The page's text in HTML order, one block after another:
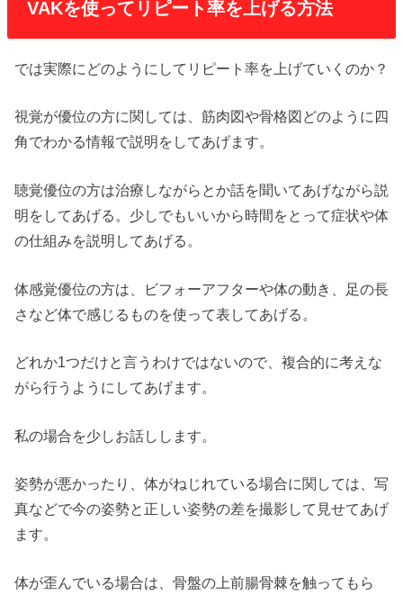
VAKを使ってリピート率を上げる方法
では実際にどのようにしてリピート率を上げていくのか？
視覚が優位の方に関しては、筋肉図や骨格図どのように四
角でわかる情報で説明をしてあげます。
聴覚優位の方は治療しながらとか話を聞いてあげながら説
明をしてあげる。少しでもいいから時間をとって症状や体
の仕組みを説明してあげる。
体感覚優位の方は、ビフォーアフターや体の動き、足の長
さなど体で感じるものを使って表してあげる。
どれか1つだけと言うわけではないので、複合的に考えな
がら行うようにしてあげます。
私の場合を少しお話しします。
姿勢が悪かったり、体がねじれている場合に関しては、写
真などで今の姿勢と正しい姿勢の差を撮影して見せてあげ
ます。
体が歪んでいる場合は、骨盤の上前腸骨棘を触ってもら